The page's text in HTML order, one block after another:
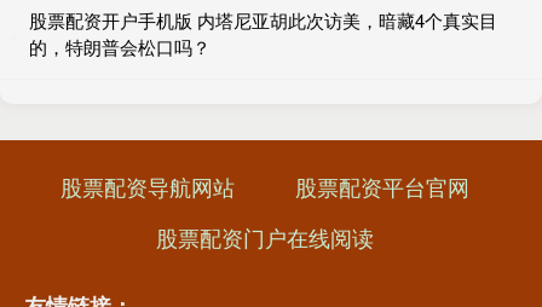
股票配资开户手机版 内塔尼亚胡此次访美，暗藏4个真实目
的，特朗普会松口吗？
股票配资导航网站
股票配资平台官网
股票配资门户在线阅读